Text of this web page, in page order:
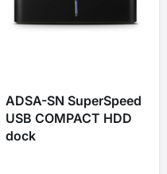
ADSA-SN SuperSpeed
USB COMPACT HDD
dock